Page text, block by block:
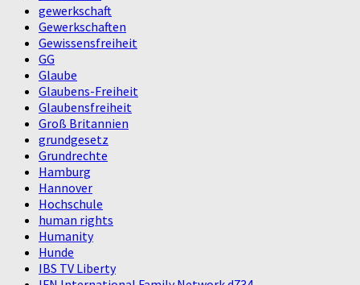
gewerkschaft
Gewerkschaften
Gewissensfreiheit
GG
Glaube
Glaubens-Freiheit
Glaubensfreiheit
Groß Britannien
grundgesetz
Grundrechte
Hamburg
Hannover
Hochschule
human rights
Humanity
Hunde
IBS TV Liberty